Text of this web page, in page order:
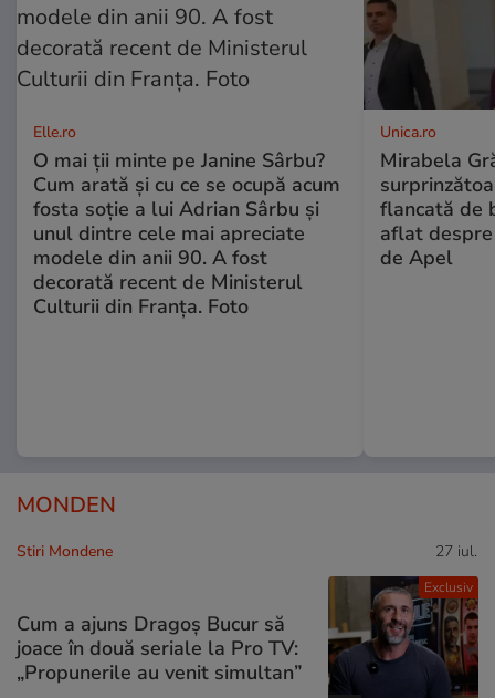
Elle.ro
O mai ții minte pe Janine Sârbu?
Cum arată și cu ce se ocupă acum
fosta soție a lui Adrian Sârbu și
unul dintre cele mai apreciate
modele din anii 90. A fost
decorată recent de Ministerul
Culturii din Franța. Foto
Unica.ro
Mirabela
flancată de
aflat
de Apel
MONDEN
Exclusiv
Stiri Mondene 27 iul.
Cum a ajuns Dragoș Bucur să
joace în două seriale la Pro TV:
„Propunerile au venit simultan”